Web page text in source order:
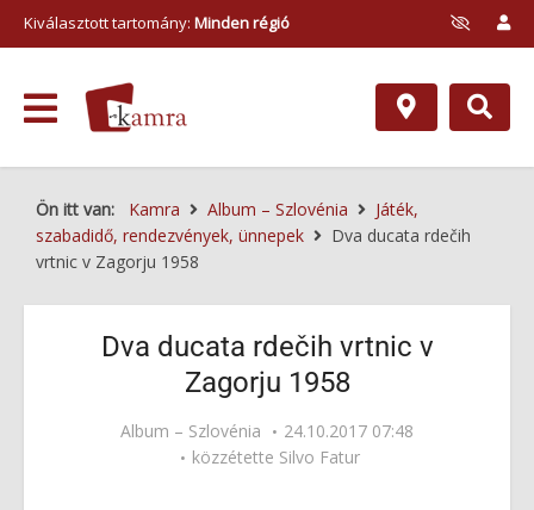
Kiválasztott tartomány: Minden régió
Ön itt van: Kamra Album – Szlovénia
Játék,
szabadidő, rendezvények, ünnepek
Dva ducata rdečih
vrtnic v Zagorju 1958
Dva ducata rdečih vrtnic v
Zagorju 1958
Album – Szlovénia
24.10.2017 07:48
közzétette Silvo Fatur